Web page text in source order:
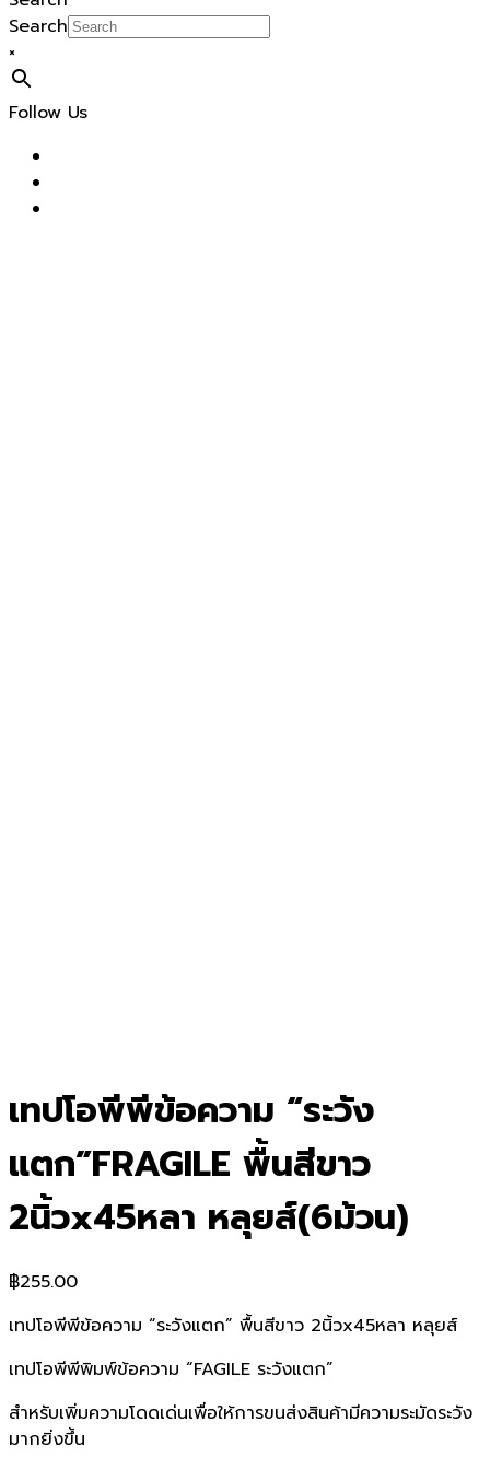
Search
×
Follow Us
เทปโอพีพีข้อความ “ระวัง
แตก”FRAGILE พื้นสีขาว
2นิ้วx45หลา หลุยส์(6ม้วน)
฿255.00
เทปโอพีพีข้อความ “ระวังแตก” พื้นสีขาว 2นิ้วx45หลา หลุยส์
เทปโอพีพีพิมพ์ข้อความ “FAGILE ระวังแตก”
สำหรับเพิ่มความโดดเด่นเพื่อให้การขนส่งสินค้ามีความระมัดระวัง
มากยิ่งขึ้น